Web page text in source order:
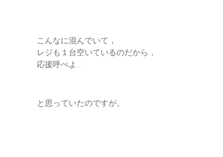
こんなに混んでいて，
レジも１台空いているのだから，
応援呼べよ…
と思っていたのですが。